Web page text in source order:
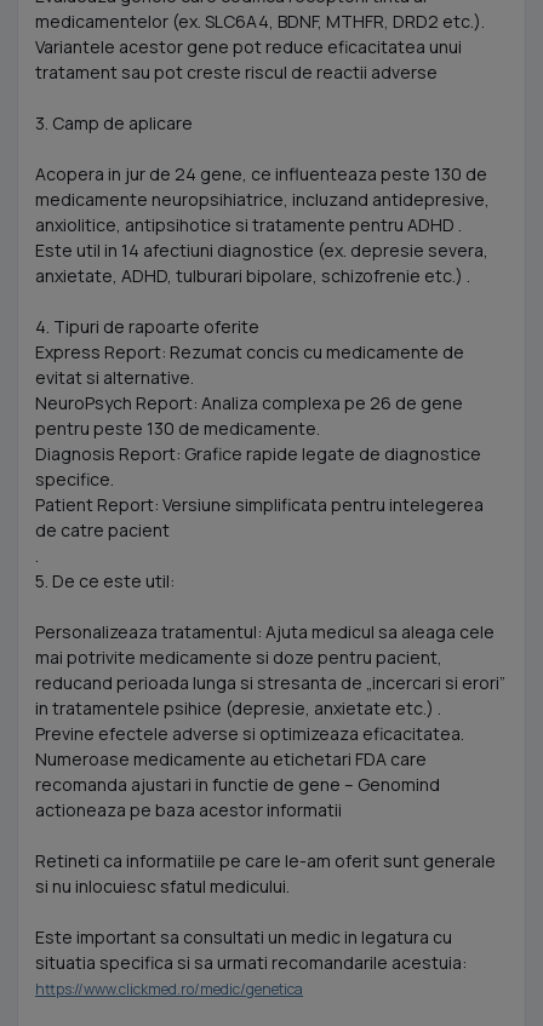
medicamentelor (ex. SLC6A4, BDNF, MTHFR, DRD2 etc.).
Variantele acestor gene pot reduce eficacitatea unui
tratament sau pot creste riscul de reactii adverse
3. Camp de aplicare
Acopera in jur de 24 gene, ce influenteaza peste 130 de
medicamente neuropsihiatrice, incluzand antidepresive,
anxiolitice, antipsihotice si tratamente pentru ADHD .
Este util in 14 afectiuni diagnostice (ex. depresie severa,
anxietate, ADHD, tulburari bipolare, schizofrenie etc.) .
4. Tipuri de rapoarte oferite
Express Report: Rezumat concis cu medicamente de
evitat si alternative.
NeuroPsych Report: Analiza complexa pe 26 de gene
pentru peste 130 de medicamente.
Diagnosis Report: Grafice rapide legate de diagnostice
specifice.
Patient Report: Versiune simplificata pentru intelegerea
de catre pacient
.
5. De ce este util:
Personalizeaza tratamentul: Ajuta medicul sa aleaga cele
mai potrivite medicamente si doze pentru pacient,
reducand perioada lunga si stresanta de „incercari si erori”
in tratamentele psihice (depresie, anxietate etc.) .
Previne efectele adverse si optimizeaza eficacitatea.
Numeroase medicamente au etichetari FDA care
recomanda ajustari in functie de gene – Genomind
actioneaza pe baza acestor informatii
Retineti ca informatiile pe care le-am oferit sunt generale
si nu inlocuiesc sfatul medicului.
Este important sa consultati un medic in legatura cu
situatia specifica si sa urmati recomandarile acestuia:
https://www.clickmed.ro/medic/genetica